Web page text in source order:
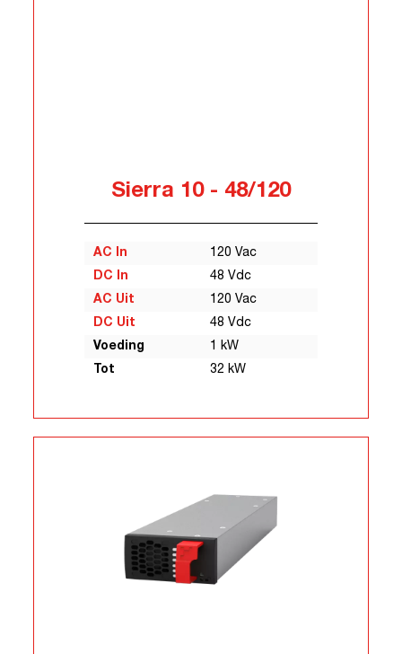
Sierra 10 - 48/120
AC In
120 Vac
DC In
48 Vdc
AC Uit
120 Vac
DC Uit
48 Vdc
Voeding
1 kW
Tot
32 kW